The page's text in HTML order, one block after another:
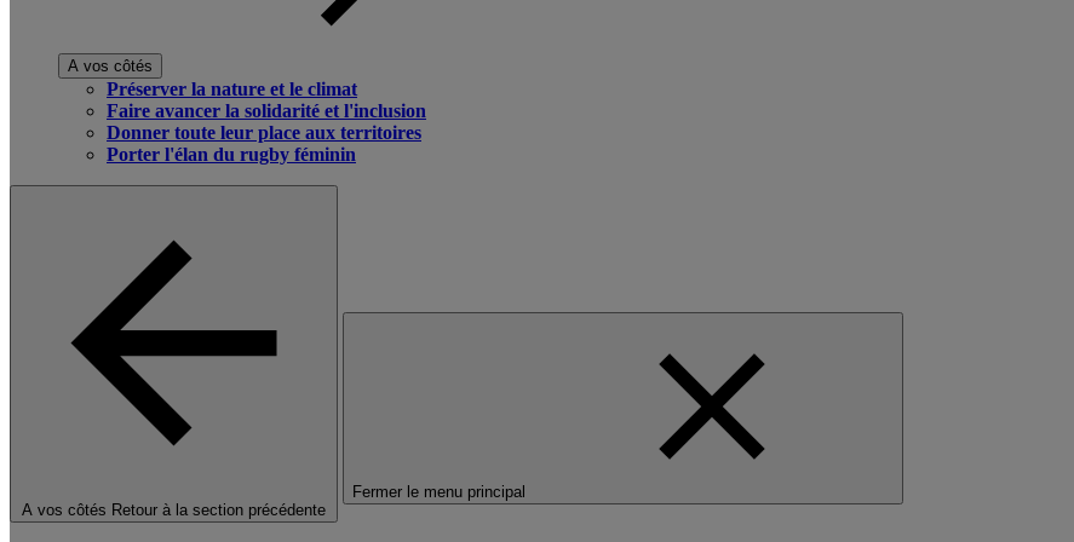
A vos côtés
Préserver la nature et le climat
Faire avancer la solidarité et l'inclusion
Donner toute leur place aux territoires
Porter l'élan du rugby féminin
A vos côtés Retour à la section précédente
Fermer le menu principal